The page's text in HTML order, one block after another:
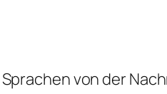
von der